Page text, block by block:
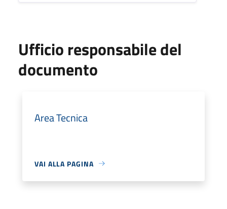
Ufficio responsabile del
documento
Area Tecnica
VAI ALLA PAGINA